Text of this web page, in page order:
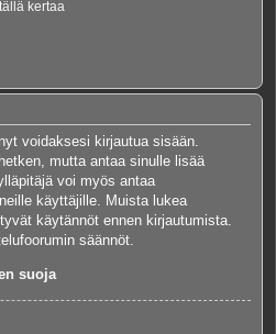
kertaa
voidaksesi kirjautua sisään.
mutta antaa sinulle lisää
voi myös antaa
käyttäjille. Muista lukea
käytännöt ennen kirjautumista.
säännöt.
suoja